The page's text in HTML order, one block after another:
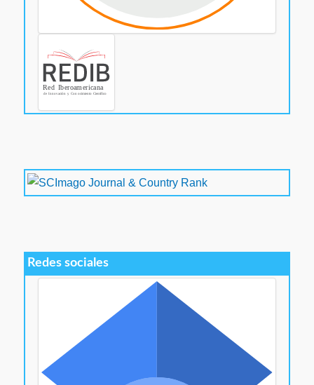
Redes sociales